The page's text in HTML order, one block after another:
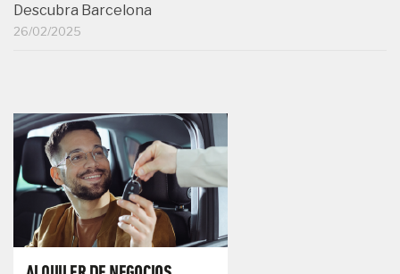
Descubra Barcelona
26/02/2025